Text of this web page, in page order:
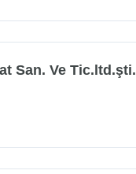
San. Ve Tic.ltd.şti.